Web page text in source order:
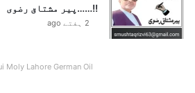
!!……پیر مشتاق رضوی
2 ہفتے ago
Moly Lahore German Oil